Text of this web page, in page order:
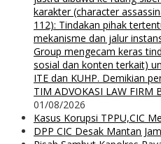
karakter (character
112): Tindakan pihak
mekanisme dan jalur
Group mengecam keras
sosial dan konten terkait)
ITE dan KUHP. Demikian
TIM ADVOKASI LAW FIRM
01/08/2026
Kasus Korupsi TPPU,CIC
DPP CIC Desak Mantan